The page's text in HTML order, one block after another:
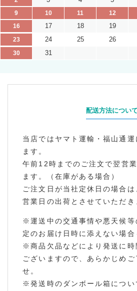
9
10 11 12
16
17 18 19
23
24 25 26
30
31
配送方法について
当店ではヤマト運輸・福山通運
ます。
午前12時までのご注文で翌営
ます。（在庫がある場合）
ご注文日が当社定休日の場合
営業日の出荷とさせていただき
※運送中の交通事情や悪天候等
定のお届け日時に添えない場合
※商品欠品などにより発送に時
ございますので、あらかじめご
せ。
※発送時のダンボール箱につい